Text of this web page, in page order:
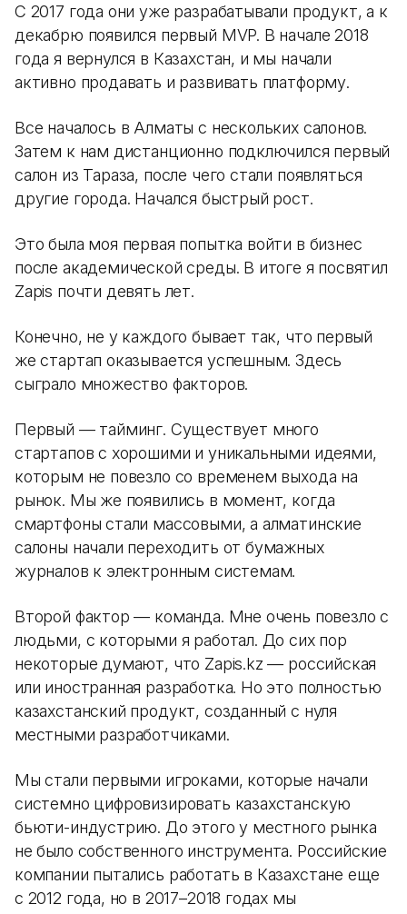
С 2017 года они уже разрабатывали продукт, а к
декабрю появился первый MVP. В начале 2018
года я вернулся в Казахстан, и мы начали
активно продавать и развивать платформу.
Все началось в Алматы с нескольких салонов.
Затем к нам дистанционно подключился первый
салон из Тараза, после чего стали появляться
другие города. Начался быстрый рост.
Это была моя первая попытка войти в бизнес
после академической среды. В итоге я посвятил
Zapis почти девять лет.
Конечно, не у каждого бывает так, что первый
же стартап оказывается успешным. Здесь
сыграло множество факторов.
Первый — тайминг. Существует много
стартапов с хорошими и уникальными идеями,
которым не повезло со временем выхода на
рынок. Мы же появились в момент, когда
смартфоны стали массовыми, а алматинские
салоны начали переходить от бумажных
журналов к электронным системам.
Второй фактор — команда. Мне очень повезло с
людьми, с которыми я работал. До сих пор
некоторые думают, что Zapis.kz — российская
или иностранная разработка. Но это полностью
казахстанский продукт, созданный с нуля
местными разработчиками.
Мы стали первыми игроками, которые начали
системно цифровизировать казахстанскую
бьюти-индустрию. До этого у местного рынка
не было собственного инструмента. Российские
компании пытались работать в Казахстане еще
с 2012 года, но в 2017–2018 годах мы